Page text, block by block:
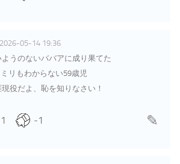
2026-05-14 19:36
ようのないババアに成り果てた
リもわからない59歳児
役だよ、恥を知りなさい！
-1